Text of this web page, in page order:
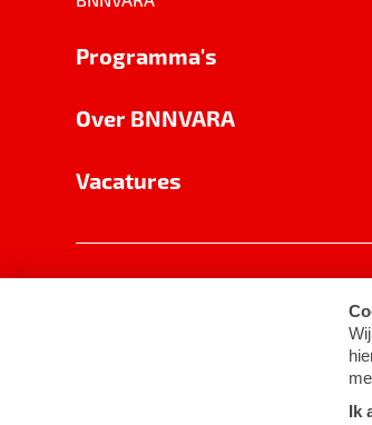
Programma's
Over BNNVARA
Vacatures
Cookie-instellingen